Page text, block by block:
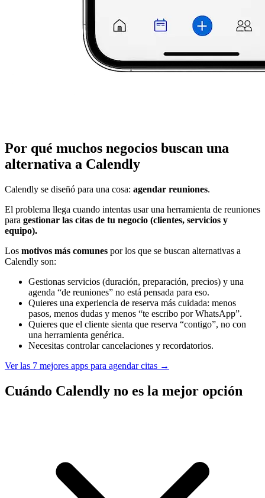
Por qué muchos negocios buscan una
alternativa a Calendly
Calendly se diseñó para una cosa: agendar reuniones.
El problema llega cuando intentas usar una herramienta de reuniones
para gestionar las citas de tu negocio (clientes, servicios y
equipo).
Los motivos más comunes por los que se buscan alternativas a
Calendly son:
Gestionas servicios (duración, preparación, precios) y una
agenda “de reuniones” no está pensada para eso.
Quieres una experiencia de reserva más cuidada: menos
pasos, menos dudas y menos “te escribo por WhatsApp”.
Quieres que el cliente sienta que reserva “contigo”, no con
una herramienta genérica.
Necesitas controlar cancelaciones y recordatorios.
Ver las 7 mejores apps para agendar citas →
Cuándo Calendly no es la mejor opción